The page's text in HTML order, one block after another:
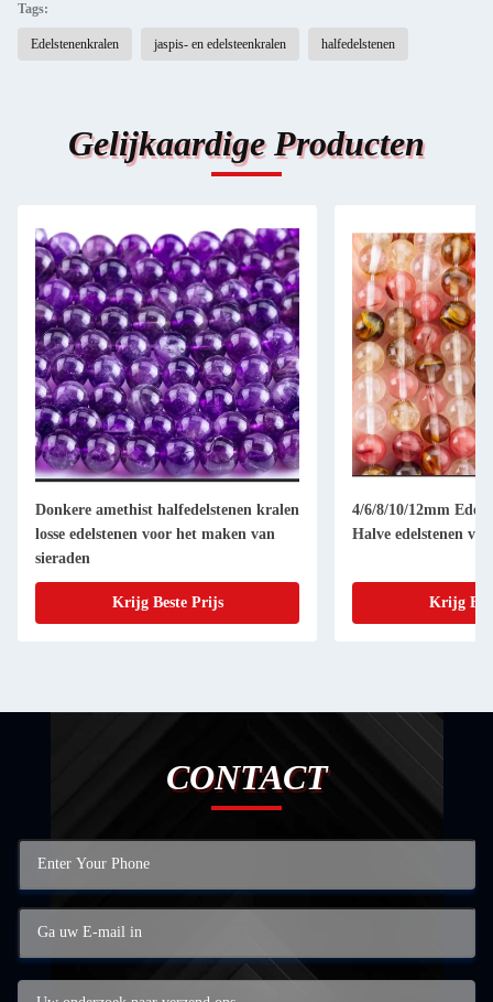
Tags:
Edelstenenkralen jaspis- en edelsteenkralen halfedelstenen
Gelijkaardige Producten
Donkere amethist halfedelstenen kralen
losse edelstenen voor het maken van
sieraden
Krijg Beste Prijs
4/6/8/10/12mm
Halve edelstenen
Krijg
CONTACT